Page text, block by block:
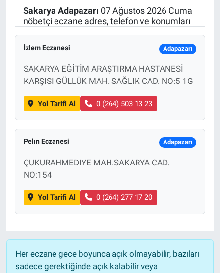
Sakarya Adapazarı 07 Ağustos 2026 Cuma
nöbetçi eczane adres, telefon ve konumları
İzlem Eczanesi Adapazarı
SAKARYA EĞİTİM ARAŞTIRMA HASTANESİ
KARŞISI GÜLLÜK MAH. SAĞLIK CAD. NO:5 1G
Yol Tarifi Al 0 (264) 503 13 23
Pelın Eczanesi Adapazarı
ÇUKURAHMEDIYE MAH.SAKARYA CAD.
NO:154
Yol Tarifi Al 0 (264) 277 17 20
Her eczane gece boyunca açık olmayabilir, bazıları
sadece gerektiğinde açık kalabilir veya
Politika
Bilecik
Kütahya
Genel
Çevre
Yerel
Magazin